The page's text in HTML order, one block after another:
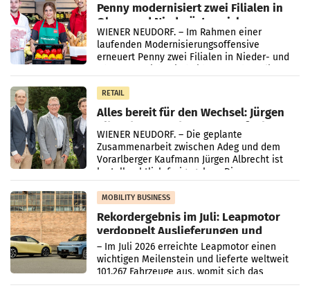
Penny modernisiert zwei Filialen in
Ober- und Niederösterreich
WIENER NEUDORF. – Im Rahmen einer
laufenden Modernisierungsoffensive
erneuert Penny zwei Filialen in Nieder- und
RETAIL
Alles bereit für den Wechsel: Jürgen
Albrecht setzt ab 1.1.2027 auf Adeg
WIENER NEUDORF. – Die geplante
Zusammenarbeit zwischen Adeg und dem
Vorarlberger Kaufmann Jürgen Albrecht ist
kartellrechtlich freigegeben: Die
Bundeswettbewerbsbehörde und der
Bundeskartellanwalt
MOBILITY BUSINESS
Rekordergebnis im Juli: Leapmotor
verdoppelt Auslieferungen und
überschreitet die 100.000er-Marke
– Im Juli 2026 erreichte Leapmotor einen
wichtigen Meilenstein und lieferte weltweit
101.267 Fahrzeuge aus, womit sich das
Ergebnis gegenüber Juli 2025 mehr als